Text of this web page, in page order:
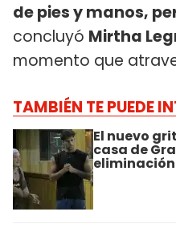
de pies y manos,
concluyó Mirtha
momento que
TAMBIÉN TE PUEDE
El nuevo
casa de